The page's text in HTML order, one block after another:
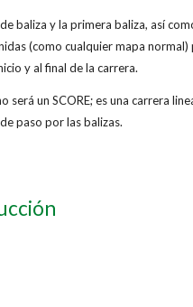
baliza y la primera baliza, así
(como cualquier mapa normal)
y al final de la carrera.
será un SCORE; es una carrera
paso por las balizas.